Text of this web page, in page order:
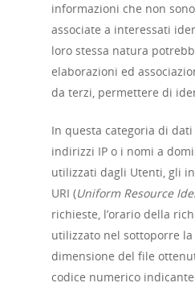
informazioni che non
associate a interessati
loro stessa natura
elaborazioni ed
da terzi, permettere di
In questa categoria di
indirizzi IP o i nomi a
utilizzati dagli Utenti, gli
URI (Uniform Resource
richieste, l’orario della
utilizzato nel sottoporre
dimensione del file
codice numerico